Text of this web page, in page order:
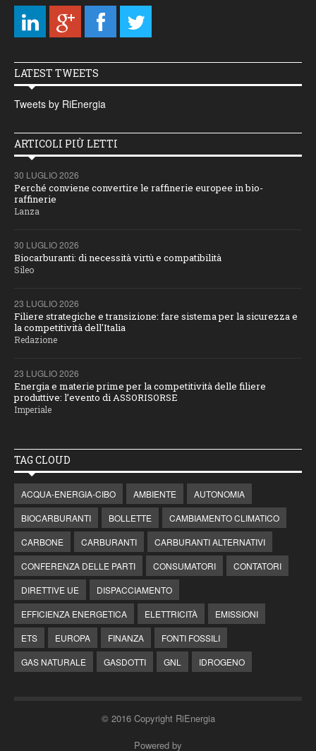
LATEST TWEETS
Tweets by RiEnergia
ARTICOLI PIÙ LETTI
30 LUGLIO 2026
Perché conviene convertire le raffinerie europee in bio-
raffinerie
Lanza
30 LUGLIO 2026
Biocarburanti: di necessità virtù e compatibilità
Sileo
23 LUGLIO 2026
Filiere strategiche e transizione: fare sistema per la sicurezza e
la competitività dell'Italia
Redazione
23 LUGLIO 2026
Energia e materie prime per la competitività delle filiere
produttive: l’evento di ASSORISORSE
Imperiale
TAG CLOUD
ACQUA-ENERGIA-CIBO AMBIENTE
AUTONOMIA
BIOCARBURANTI
BOLLETTE
CAMBIAMENTO CLIMATICO
CARBONE
CARBURANTI
CARBURANTI ALTERNATIVI
CONFERENZA DELLE PARTI
CONSUMATORI
CONTATORI
DIRETTIVE UE
DISPACCIAMENTO
EFFICIENZA ENERGETICA
ELETTRICITÀ
EMISSIONI
ETS
EUROPA FINANZA
FONTI FOSSILI
GAS NATURALE
GASDOTTI GNL IDROGENO
© 2016 Copyright RiEnergia
Powered by